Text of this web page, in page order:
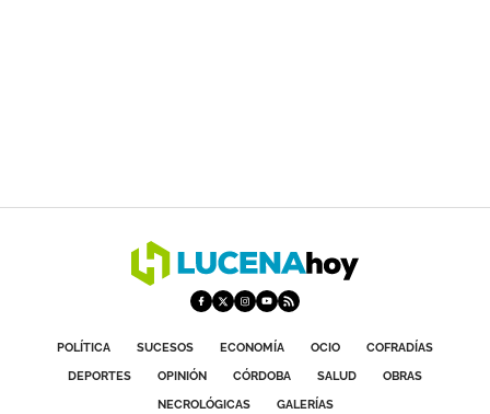
POLÍTICA SUCESOS ECONOMÍA OCIO
COFRADÍAS
DEPORTES
OPINIÓN CÓRDOBA SALUD
OBRAS
NECROLÓGICAS
GALERÍAS